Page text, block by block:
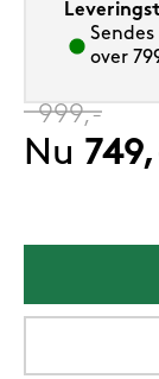
over
‎999,-
Nu